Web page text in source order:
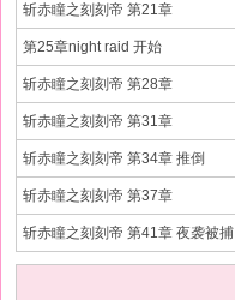
斩赤瞳之刻刻帝 第21章
第25章night raid 开始
斩赤瞳之刻刻帝 第28章
斩赤瞳之刻刻帝 第31章
斩赤瞳之刻刻帝 第34章 推倒
斩赤瞳之刻刻帝 第37章
斩赤瞳之刻刻帝 第41章 夜袭被捕